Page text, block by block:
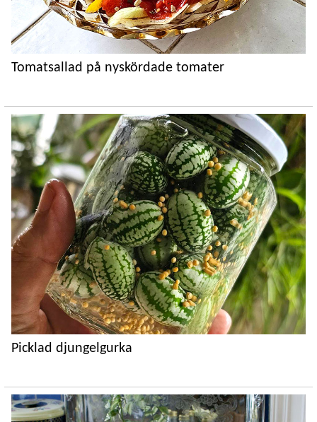
Tomatsallad på nyskördade tomater
Picklad djungelgurka